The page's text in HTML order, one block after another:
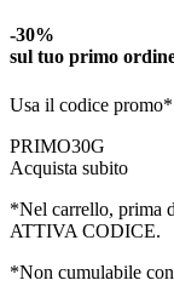
-30%
sul tuo primo
Usa il codice
PRIMO30G
Acquista subito
*Nel carrello, prima
ATTIVA CODICE.
*Non cumulabile